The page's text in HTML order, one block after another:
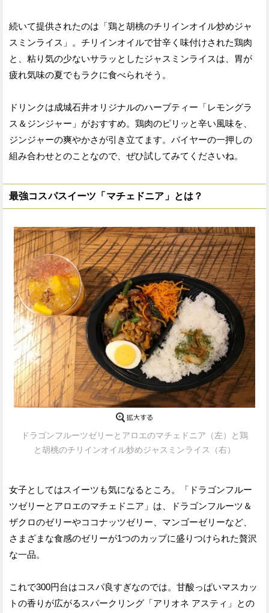
続いて提供されたのは「鶏と胡桃のチリインオイル炒めジャ
スミンライス」。チリインオイルで甘辛く味付けされた鶏肉
と、粘り気の少ないサラッとしたジャスミンライスは、胃が
疲れ気味の夏でもラクに食べられそう。
ドリンクは成城石井オリジナルのハーブティー「レモングラ
ス＆ジンジャー」がおすすめ。鶏肉のピリッと辛い風味を、
ジンジャーの爽やかさが引き立てます。バイヤーの一押しの
組み合わせとのことなので、ぜひ試してみてくださいね。
最強コスパスイーツ「マチェドニア」とは？
ドラゴンフルーツゼリーとアロエのマチェドニア（左）と鶏
と胡桃のチリインオイル炒めジャスミンライス（右）
女子としてはスイーツも気になるところ。「ドラゴンフルー
ツゼリーとアロエのマチェドニア」は、ドラゴンフルーツ＆
ザクロのゼリーやココナッツゼリー、マンゴーゼリーなど、
さまざまな食感のゼリーが1つのカップに盛りつけられた贅沢
な一品。
これで300円台はコスパ良すぎなのでは。甘酸っぱいマスカッ
トの香りが広がるスパークリング「アリオネ アスティ」との